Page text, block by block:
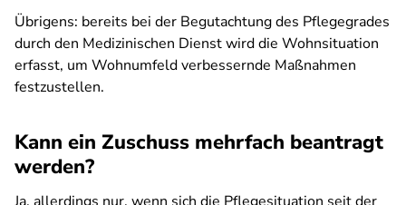
Übrigens: bereits bei der Begutachtung des Pflegegrades
durch den Medizinischen Dienst wird die Wohnsituation
erfasst, um Wohnumfeld verbessernde Maßnahmen
festzustellen.
Kann ein Zuschuss mehrfach beantragt
werden?